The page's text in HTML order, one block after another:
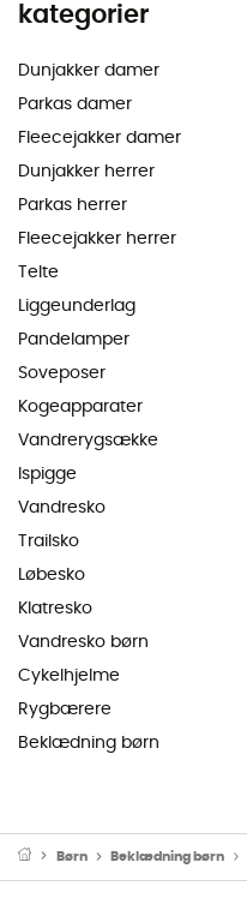
kategorier
Dunjakker damer
Parkas damer
Fleecejakker damer
Dunjakker herrer
Parkas herrer
Fleecejakker herrer
Telte
Liggeunderlag
Pandelamper
Soveposer
Kogeapparater
Vandrerygsække
Ispigge
Vandresko
Trailsko
Løbesko
Klatresko
Vandresko børn
Cykelhjelme
Rygbærere
Beklædning børn
Børn Beklædning børn